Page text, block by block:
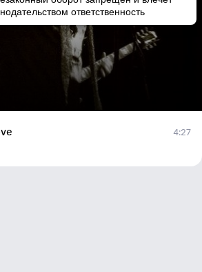
ответственность
4:27